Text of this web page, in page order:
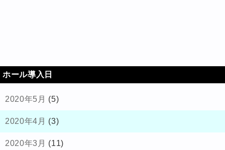
ホール導入日
2020年5月 (5)
2020年4月 (3)
2020年3月 (11)